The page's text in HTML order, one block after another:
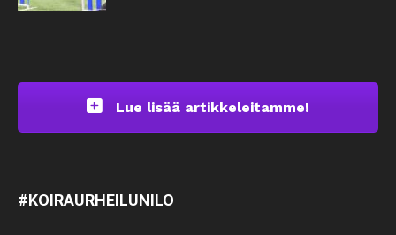
Lue lisää artikkeleitamme!
#KOIRAURHEILUNILO